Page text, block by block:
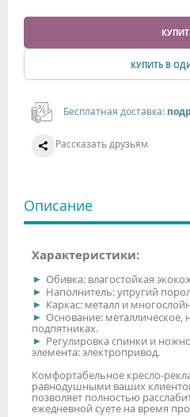
КУПИТЬ В
Бесплатная доставка:
Рассказать друзьям
Описание
Характеристики:
Обивка: влагостойкая
Наполнитель: упругий
Каркас: металл и
Основание: металлическое,
подпятниках.
Регулировка спинки и
элемента: электропривод.
Комфортабельное кресло-
равнодушными ваших
позволяет полностью
ежедневной суете на время